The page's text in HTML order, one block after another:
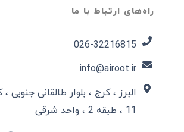
راه‌های ارتباط با ما
026-32216815​
info@airoot.ir
البرز ، کرج ، بلوار طالقانی جنوبی
11 ، طبقه 2 ، واحد شرقی